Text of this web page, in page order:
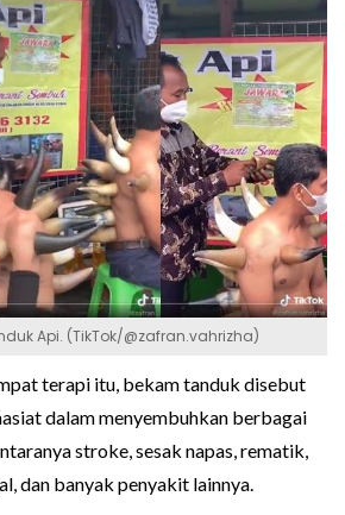
Api. (TikTok/@zafran.vahrizha)
terapi itu, bekam tanduk disebut
dalam menyembuhkan berbagai
stroke, sesak napas, rematik,
dan banyak penyakit lainnya.